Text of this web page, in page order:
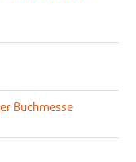
Buchmesse